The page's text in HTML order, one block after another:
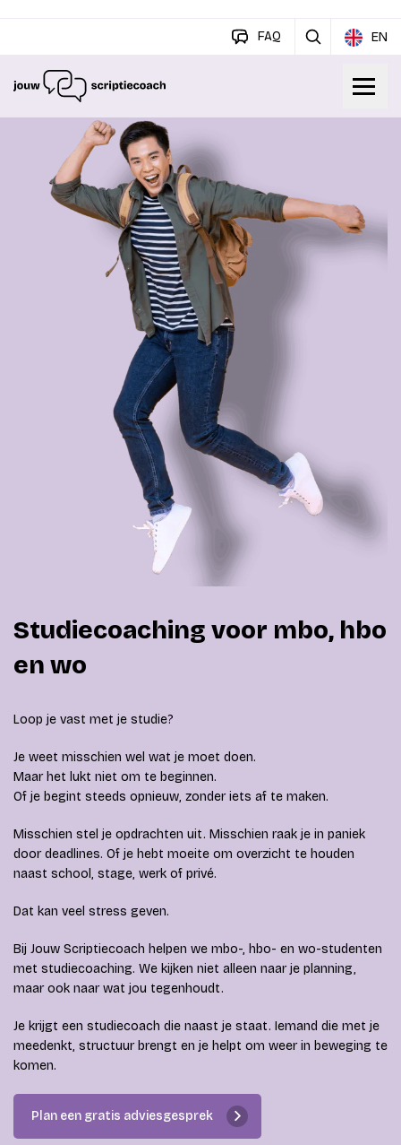
FAQ EN
Studiecoaching voor mbo, hbo
en wo
Loop je vast met je studie?
Je weet misschien wel wat je moet doen.
Maar het lukt niet om te beginnen.
Of je begint steeds opnieuw, zonder iets af te maken.
Misschien stel je opdrachten uit. Misschien raak je in paniek
door deadlines. Of je hebt moeite om overzicht te houden
naast school, stage, werk of privé.
Dat kan veel stress geven.
Bij Jouw Scriptiecoach helpen we mbo-, hbo- en wo-studenten
met studiecoaching. We kijken niet alleen naar je planning,
maar ook naar wat jou tegenhoudt.
Je krijgt een studiecoach die naast je staat. Iemand die met je
meedenkt, structuur brengt en je helpt om weer in beweging te
komen.
Plan een gratis adviesgesprek